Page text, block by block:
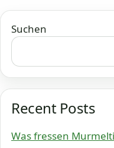
Suchen
Recent Posts
Was fressen